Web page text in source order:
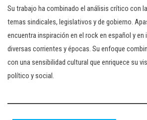
Su trabajo ha combinado el análisis crítico con
temas sindicales, legislativos y de gobierno.
encuentra inspiración en el rock en español y en
diversas corrientes y épocas. Su enfoque
con una sensibilidad cultural que enriquece su
político y social.